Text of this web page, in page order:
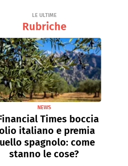
LE ULTIME
Rubriche
NEWS
Times boccia
italiano e premia
spagnolo: come
stanno le cose?